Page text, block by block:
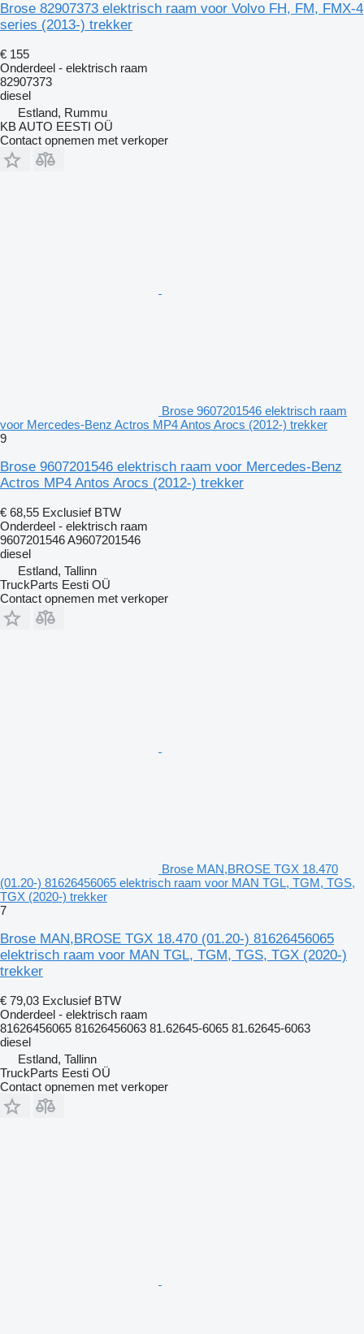
Brose 82907373 elektrisch raam voor Volvo FH, FM, FMX-4
series (2013-) trekker
€ 155
Onderdeel - elektrisch raam
82907373
diesel
Estland, Rummu
KB AUTO EESTI OÜ
Contact opnemen met verkoper
Brose 9607201546 elektrisch raam
voor Mercedes-Benz Actros MP4 Antos Arocs (2012-) trekker
9
Brose 9607201546 elektrisch raam voor Mercedes-Benz
Actros MP4 Antos Arocs (2012-) trekker
€ 68,55 Exclusief BTW
Onderdeel - elektrisch raam
9607201546 A9607201546
diesel
Estland, Tallinn
TruckParts Eesti OÜ
Contact opnemen met verkoper
Brose MAN,BROSE TGX 18.470
(01.20-) 81626456065 elektrisch raam voor MAN TGL, TGM, TGS,
TGX (2020-) trekker
7
Brose MAN,BROSE TGX 18.470 (01.20-) 81626456065
elektrisch raam voor MAN TGL, TGM, TGS, TGX (2020-)
trekker
€ 79,03 Exclusief BTW
Onderdeel - elektrisch raam
81626456065 81626456063 81.62645-6065 81.62645-6063
diesel
Estland, Tallinn
TruckParts Eesti OÜ
Contact opnemen met verkoper